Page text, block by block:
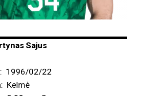
Sajus
1996/02/22
Kelmė